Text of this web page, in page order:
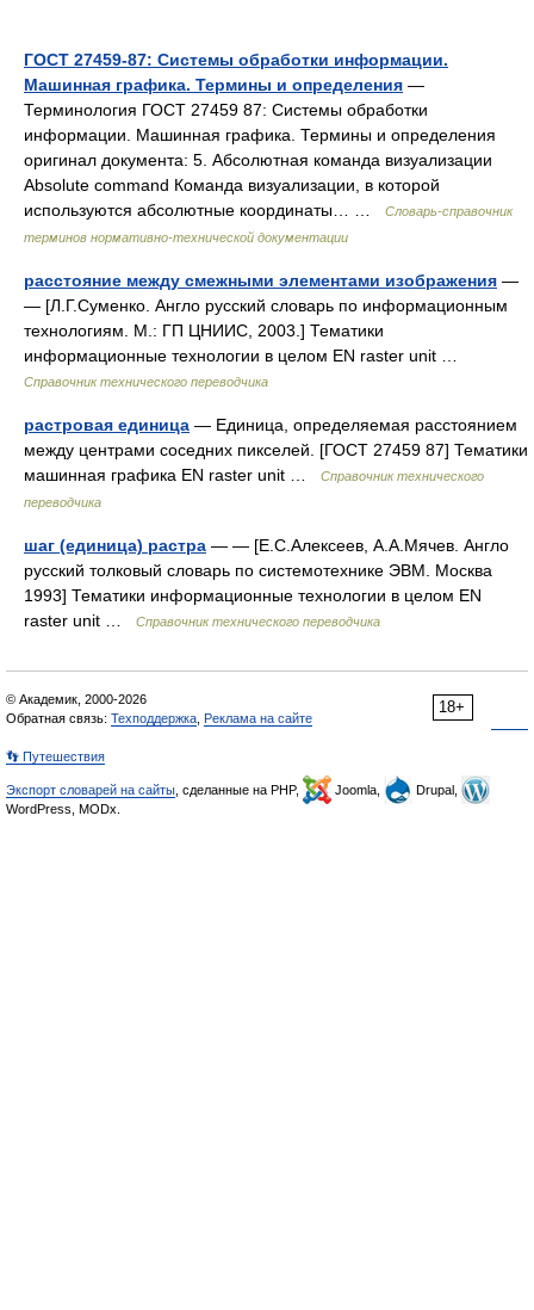
ГОСТ 27459-87: Системы обработки информации.
Машинная графика. Термины и определения —
Терминология ГОСТ 27459 87: Системы обработки
информации. Машинная графика. Термины и определения
оригинал документа: 5. Абсолютная команда визуализации
Absolute command Команда визуализации, в которой
используются абсолютные координаты… …
Словарь-справочник
терминов нормативно-технической документации
расстояние между смежными элементами изображения —
— [Л.Г.Суменко. Англо русский словарь по информационным
технологиям. М.: ГП ЦНИИС, 2003.] Тематики
информационные технологии в целом EN raster unit …
Справочник технического переводчика
растровая единица — Единица, определяемая расстоянием
между центрами соседних пикселей. [ГОСТ 27459 87] Тематики
машинная графика EN raster unit …
Справочник технического
переводчика
шаг (единица) растра — — [Е.С.Алексеев, А.А.Мячев. Англо
русский толковый словарь по системотехнике ЭВМ. Москва
1993] Тематики информационные технологии в целом EN
raster unit …
Справочник технического переводчика
18+
© Академик, 2000-2026
Обратная связь: Техподдержка Реклама на сайте
👣 Путешествия
Экспорт словарей на сайты , сделанные на PHP, Joomla,
Drupal,
WordPress, MODx.